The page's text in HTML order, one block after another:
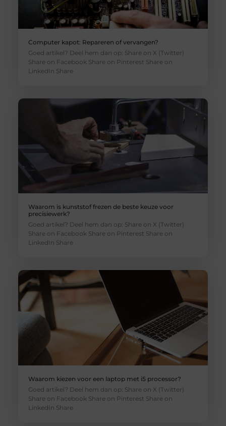
Computer kapot: Repareren of vervangen?
Goed artikel? Deel hem dan op: Share on X (Twitter)
Share on Facebook Share on Pinterest Share on
LinkedIn Share
Waarom is kunststof frezen de beste keuze voor
precisiewerk?
Goed artikel? Deel hem dan op: Share on X (Twitter)
Share on Facebook Share on Pinterest Share on
LinkedIn Share
Waarom kiezen voor een laptop met i5 processor?
Goed artikel? Deel hem dan op: Share on X (Twitter)
Share on Facebook Share on Pinterest Share on
LinkedIn Share